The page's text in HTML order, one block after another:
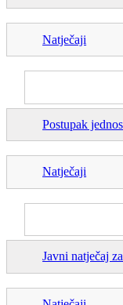
Natječaji
Postupak
Natječaji
Javni natječaj